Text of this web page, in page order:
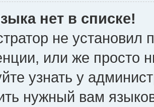
нет в списке!
не установил
или же просто
узнать у
нужный вам